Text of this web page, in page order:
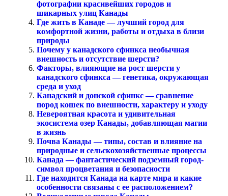
фотографии красивейших городов и
шикарных улиц Канады
Где жить в Канаде — лучший город для
комфортной жизни, работы и отдыха в близи
природы
Почему у канадского сфинкса необычная
внешность и отсутствие шерсти?
Факторы, влияющие на рост шерсти у
канадского сфинкса — генетика, окружающая
среда и уход
Канадский и донской сфинкс — сравнение
пород кошек по внешности, характеру и уходу
Невероятная красота и удивительная
экосистема озер Канады, добавляющая магии
в жизнь
Почва Канады — типы, состав и влияние на
природные и сельскохозяйственные процессы
Канада — фантастический подземный город-
символ процветания и безопасности
Где находится Канада на карте мира и какие
особенности связаны с ее расположением?